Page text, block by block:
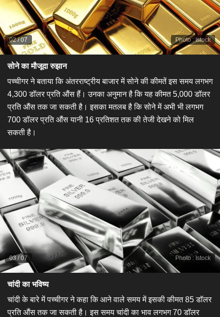
Photo: Istock
02/07
​सोने का मौजूदा रुझान​
पच्चीगर ने बताया कि अंतरराष्ट्रीय बाजार में सोने की कीमतें इस समय लगभग
4,300 डॉलर प्रति औंस हैं। उनका अनुमान है कि यह कीमत 5,000 डॉलर
प्रति औंस तक जा सकती है। इसका मतलब है कि सोने में अभी भी लगभग
700 डॉलर प्रति औंस यानी 16 प्रतिशत तक की तेजी देखने को मिल
सकती है।
Photo : Istock
03 /07
​चांदी का भविष्य​
चांदी के बारे में पच्चीगर ने कहा कि आने वाले समय में इसकी कीमत 85 डॉलर
प्रति औंस तक जा सकती है। इस समय चांदी का भाव लगभग 70 डॉलर